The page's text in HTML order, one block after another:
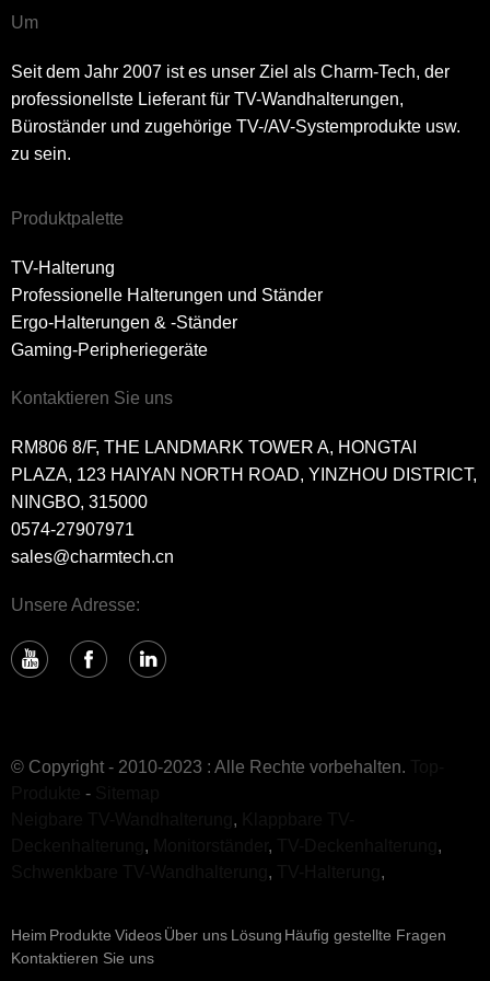
Um
Seit dem Jahr 2007 ist es unser Ziel als Charm-Tech, der
professionellste Lieferant für TV-Wandhalterungen,
Büroständer und zugehörige TV-/AV-Systemprodukte usw.
zu sein.
Produktpalette
TV-Halterung
Professionelle Halterungen und Ständer
Ergo-Halterungen & -Ständer
Gaming-Peripheriegeräte
Kontaktieren Sie uns
RM806 8/F, THE LANDMARK TOWER A, HONGTAI
PLAZA, 123 HAIYAN NORTH ROAD, YINZHOU DISTRICT,
NINGBO, 315000
0574-27907971
sales@charmtech.cn
Unsere Adresse:
© Copyright - 2010-2023 : Alle Rechte vorbehalten.
-
,
, ,
,
, ,
Heim Produkte Videos Über uns Lösung Häufig gestellte Fragen
Kontaktieren Sie uns